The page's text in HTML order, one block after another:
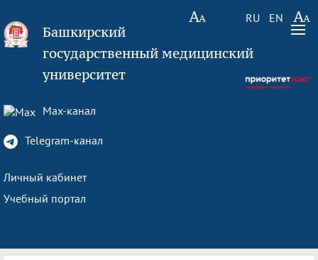
RU EN
Башкирский
государственный медицинский
университет
Max-канал
Telegram-канал
Личный кабинет
Учебный портал